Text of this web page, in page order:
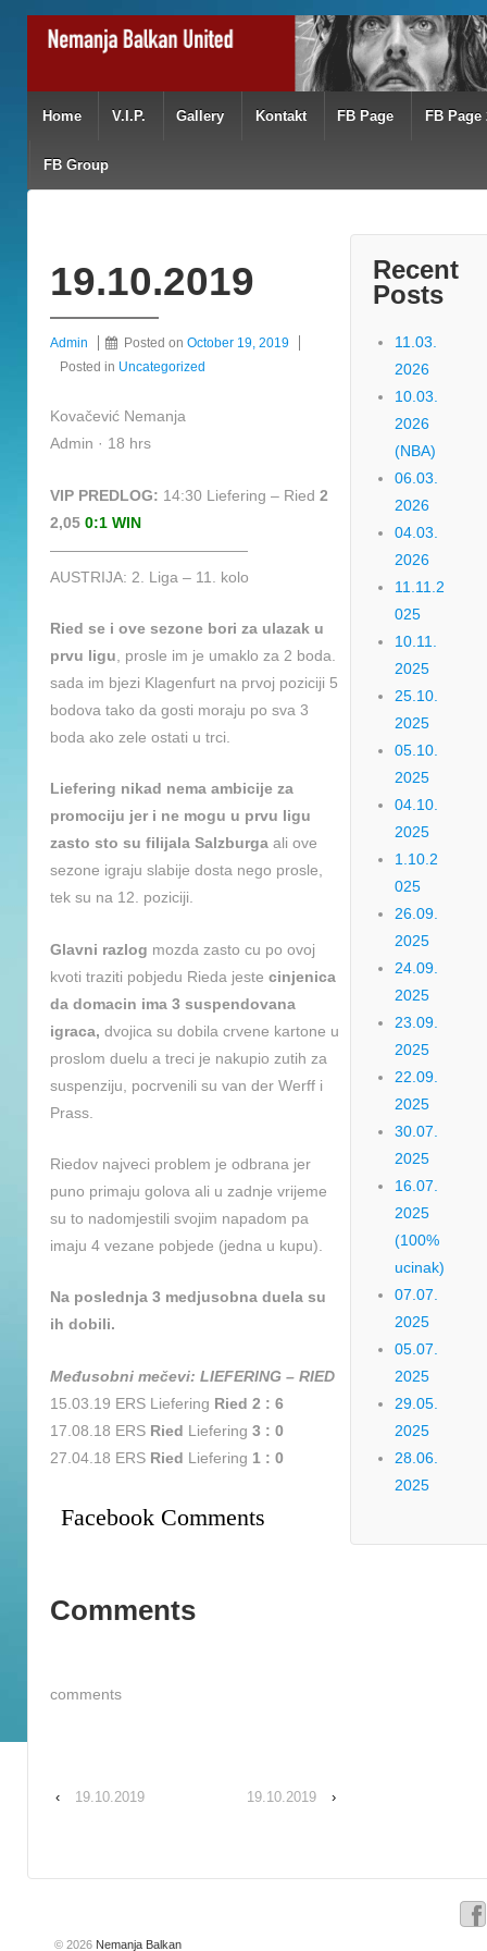
Home V.I.P. Gallery Kontakt FB Page FB Page
FB Group
19.10.2019
Admin Posted on October 19, 2019
Posted in Uncategorized
Kovačević Nemanja
Admin · 18 hrs
VIP PREDLOG: 14:30 Liefering – Ried 2
2,05 0:1 WIN
—————————————
AUSTRIJA: 2. Liga – 11. kolo
Ried se i ove sezone bori za ulazak u
prvu ligu , prosle im je umaklo za 2 boda.
sada im bjezi Klagenfurt na prvoj poziciji 5
bodova tako da gosti moraju po sva 3
boda ako zele ostati u trci.
Liefering nikad nema ambicije za
promociju jer i ne mogu u prvu ligu
zasto sto su filijala Salzburga ali ove
sezone igraju slabije dosta nego prosle,
tek su na 12. poziciji.
Glavni razlog mozda zasto cu po ovoj
kvoti traziti pobjedu Rieda jeste cinjenica
da domacin ima 3 suspendovana
igraca, dvojica su dobila crvene kartone u
proslom duelu a treci je nakupio zutih za
suspenziju, pocrvenili su van der Werff i
Prass.
Riedov najveci problem je odbrana jer
puno primaju golova ali u zadnje vrijeme
su to nadomjestili svojim napadom pa
imaju 4 vezane pobjede (jedna u kupu).
Na poslednja 3 medjusobna duela su
ih dobili.
Međusobni mečevi: LIEFERING – RIED
15.03.19 ERS Liefering Ried 2 : 6
17.08.18 ERS Ried Liefering 3 : 0
27.04.18 ERS Ried Liefering 1 : 0
Facebook Comments
Comments
comments
‹ 19.10.2019 19.10.2019 ›
Recent
Posts
11.03.
2026
10.03.
2026
(NBA)
06.03.
2026
04.03.
2026
11.11.2
025
10.11.
2025
25.10.
2025
05.10.
2025
04.10.
2025
1.10.2
025
26.09.
2025
24.09.
2025
23.09.
2025
22.09.
2025
30.07.
2025
16.07.
2025
(100%
ucinak)
07.07.
2025
05.07.
2025
29.05.
2025
28.06.
2025
© 2026 Nemanja Balkan